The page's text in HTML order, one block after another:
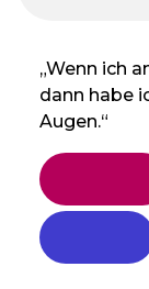
„Wenn ich
dann habe
Augen.“